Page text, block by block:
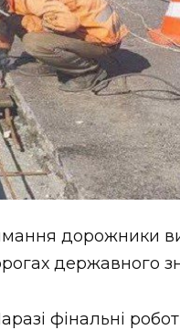
дорожники
державного
фінальні